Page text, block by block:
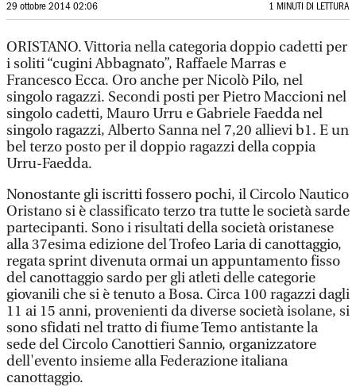
29 ottobre 2014 02:06 1 MINUTI DI LETTURA
ORISTANO. Vittoria nella categoria doppio cadetti per
i soliti “cugini Abbagnato”, Raffaele Marras e
Francesco Ecca. Oro anche per Nicolò Pilo, nel
singolo ragazzi. Secondi posti per Pietro Maccioni nel
singolo cadetti, Mauro Urru e Gabriele Faedda nel
singolo ragazzi, Alberto Sanna nel 7,20 allievi b1. E un
bel terzo posto per il doppio ragazzi della coppia
Urru-Faedda.
Nonostante gli iscritti fossero pochi, il Circolo Nautico
Oristano si è classificato terzo tra tutte le società sarde
partecipanti. Sono i risultati della società oristanese
alla 37esima edizione del Trofeo Laria di canottaggio,
regata sprint divenuta ormai un appuntamento fisso
del canottaggio sardo per gli atleti delle categorie
giovanili che si è tenuto a Bosa. Circa 100 ragazzi dagli
11 ai 15 anni, provenienti da diverse società isolane, si
sono sfidati nel tratto di fiume Temo antistante la
sede del Circolo Canottieri Sannio, organizzatore
dell'evento insieme alla Federazione italiana
canottaggio.